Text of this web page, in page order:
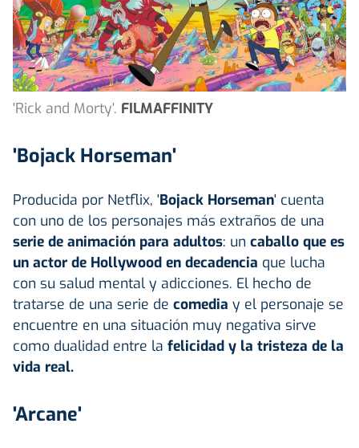
'Rick and Morty'. FILMAFFINITY
'Bojack Horseman'
Producida por Netflix, 'Bojack Horseman' cuenta
con uno de los personajes más extraños de una
serie de animación para adultos: un caballo que es
un actor de Hollywood en decadencia que lucha
con su salud mental y adicciones. El hecho de
tratarse de una serie de comedia y el personaje se
encuentre en una situación muy negativa sirve
como dualidad entre la felicidad y la tristeza de la
vida real.
'Arcane'